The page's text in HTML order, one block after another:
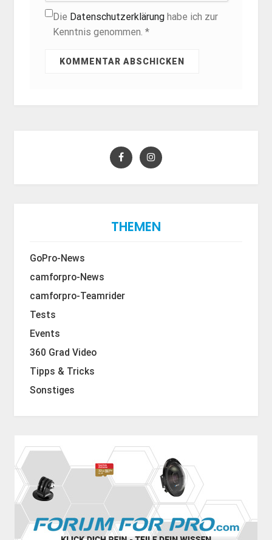
Die Datenschutzerklärunghabe ich zur
Kenntnis genommen. *
THEMEN
GoPro-News
camforpro-News
camforpro-Teamrider
Tests
Events
360 Grad Video
Tipps & Tricks
Sonstiges